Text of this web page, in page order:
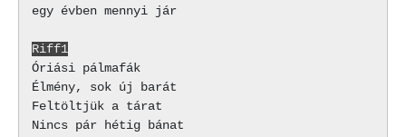
egy évben mennyi jár
Riff1
Óriási pálmafák
Élmény, sok új barát
Feltöltjük a tárat
Nincs pár hétig bánat